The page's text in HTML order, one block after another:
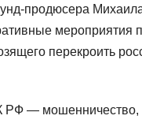
продюсера
мероприятия
перекроить
РФ — мошенничество,